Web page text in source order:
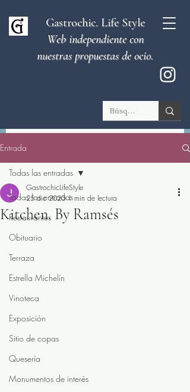
Gastrochic. Life Style
Web independiente con
nuestras propuestas de ocio.
Entrada
Todas las entradas
Restaurantes
Obituario
Terraza
Estrella Michelín
Vinoteca
Exposición
Sitio de copas
Quesería
Monumentos de interés
Todas las entradas
Kitchen. By Ramsés
GastrochicLifeStyle
25 dic 2020 1 min de lectura